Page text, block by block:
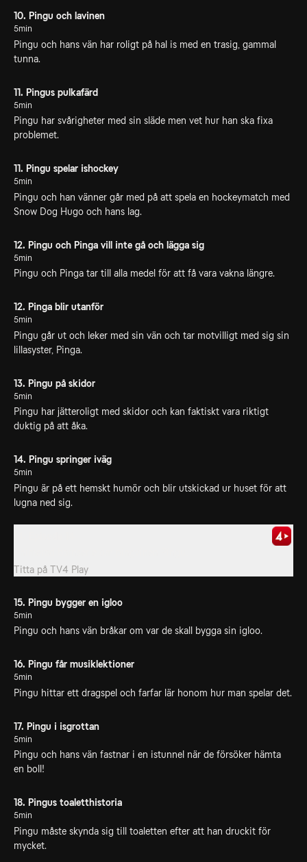
10. Pingu och lavinen
5min
Pingu och hans vän har roligt på hal is med en trasig, gammal
tunna.
11. Pingus pulkafärd
5min
Pingu har svårigheter med sin släde men vet hur han ska fixa
problemet.
11. Pingu spelar ishockey
5min
Pingu och han vänner går med på att spela en hockeymatch med
Snow Dog Hugo och hans lag.
12. Pingu och Pinga vill inte gå och lägga sig
5min
Pingu och Pinga tar till alla medel för att få vara vakna längre.
12. Pinga blir utanför
5min
Pingu går ut och leker med sin vän och tar motvilligt med sig sin
lillasyster, Pinga.
13. Pingu på skidor
5min
Pingu har jätteroligt med skidor och kan faktiskt vara riktigt
duktig på att åka.
14. Pingu springer iväg
5min
Pingu är på ett hemskt humör och blir utskickad ur huset för att
lugna ned sig.
Titta på TV4 Play
15. Pingu bygger en igloo
5min
Pingu och hans vän bråkar om var de skall bygga sin igloo.
16. Pingu får musiklektioner
5min
Pingu hittar ett dragspel och farfar lär honom hur man spelar det.
17. Pingu i isgrottan
5min
Pingu och hans vän fastnar i en istunnel när de försöker hämta
en boll!
18. Pingus toaletthistoria
5min
Pingu måste skynda sig till toaletten efter att han druckit för
mycket.